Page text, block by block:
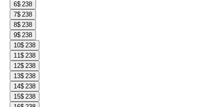
6$ 238
7$ 238
8$ 238
9$ 238
10$ 238
11$ 238
12$ 238
13$ 238
14$ 238
15$ 238